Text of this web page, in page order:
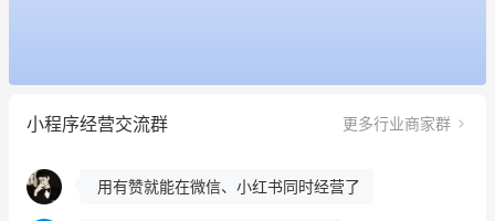
小程序经营交流群 更多行业商家群
餐饮也得靠私域和服务提高竞争力